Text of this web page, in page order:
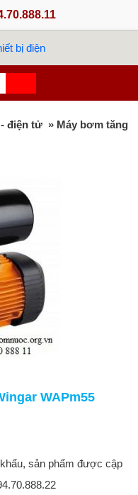
điện tử » Máy bơm tăng
WAPm55
sản phẩm được cập